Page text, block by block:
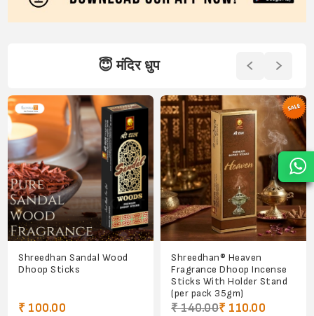
😇 मंदिर धुप
Shreedhan Sandal Wood
Dhoop Sticks
₹ 100.00
Shreedhan® Heaven
Fragrance Dhoop Incense
Sticks With Holder Stand
(per pack 35gm)
₹ 140.00₹ 110.00